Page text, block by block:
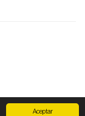
Aceptar